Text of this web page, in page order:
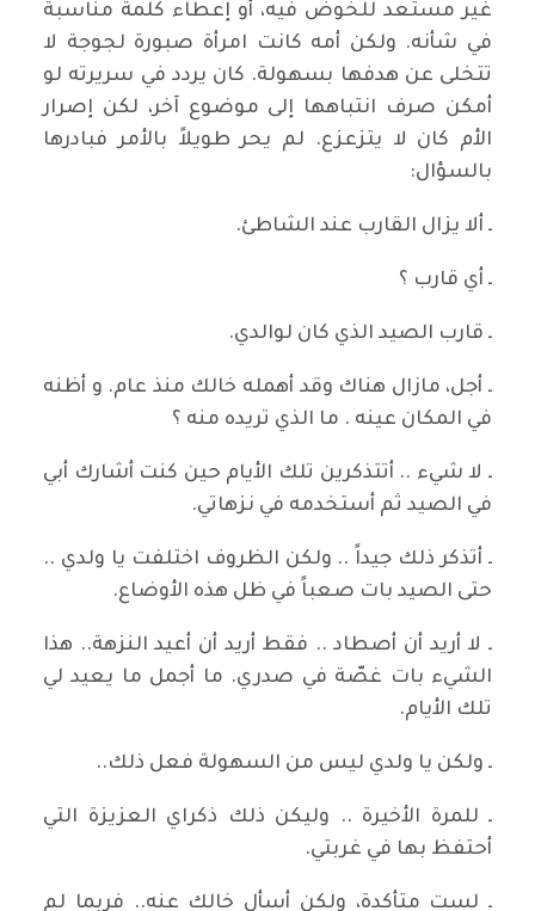
غير مستعد للخوض فيه، أو إعطاء كلمة مناسبة
في شأنه. ولكن أمه كانت امرأة صبورة لجوجة لا
تتخلى عن هدفها بسهولة. كان يردد في سريرته لو
أمكن صرف انتباهها إلى موضوع آخر، لكن إصرار
الأم كان لا يتزعزع. لم يحر طويلاً بالأمر فبادرها
بالسؤال:
ـ ألا يزال القارب عند الشاطئ.
ـ أي قارب ؟
ـ قارب الصيد الذي كان لوالدي.
ـ أجل، مازال هناك وقد أهمله خالك منذ عام. و أظنه
في المكان عينه . ما الذي تريده منه ؟
ـ لا شيء .. أتتذكرين تلك الأيام حين كنت أشارك أبي
في الصيد ثم أستخدمه في نزهاتي.
ـ أتذكر ذلك جيداً .. ولكن الظروف اختلفت يا ولدي ..
حتى الصيد بات صعباً في ظل هذه الأوضاع.
ـ لا أريد أن أصطاد .. فقط أريد أن أعيد النزهة.. هذا
الشيء بات غصّة في صدري. ما أجمل ما يعيد لي
تلك الأيام.
ـ ولكن يا ولدي ليس من السهولة فعل ذلك..
ـ للمرة الأخيرة .. وليكن ذلك ذكراي العزيزة التي
أحتفظ بها في غربتي.
ـ لست متأكدة، ولكن أسأل خالك عنه.. فربما لم